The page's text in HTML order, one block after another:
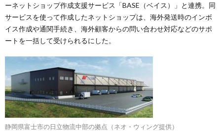
ーネットショップ作成支援サービス「BASE（ベイス）」と連携。同
サービスを使って作成したネットショップは、海外発送時のインボ
イス作成や通関手続き、海外顧客からの問い合わせ対応などのサポ
ートを一括して受けられるにした。
静岡県富士市の日立物流中部の拠点（ネオ・ウィング提供）